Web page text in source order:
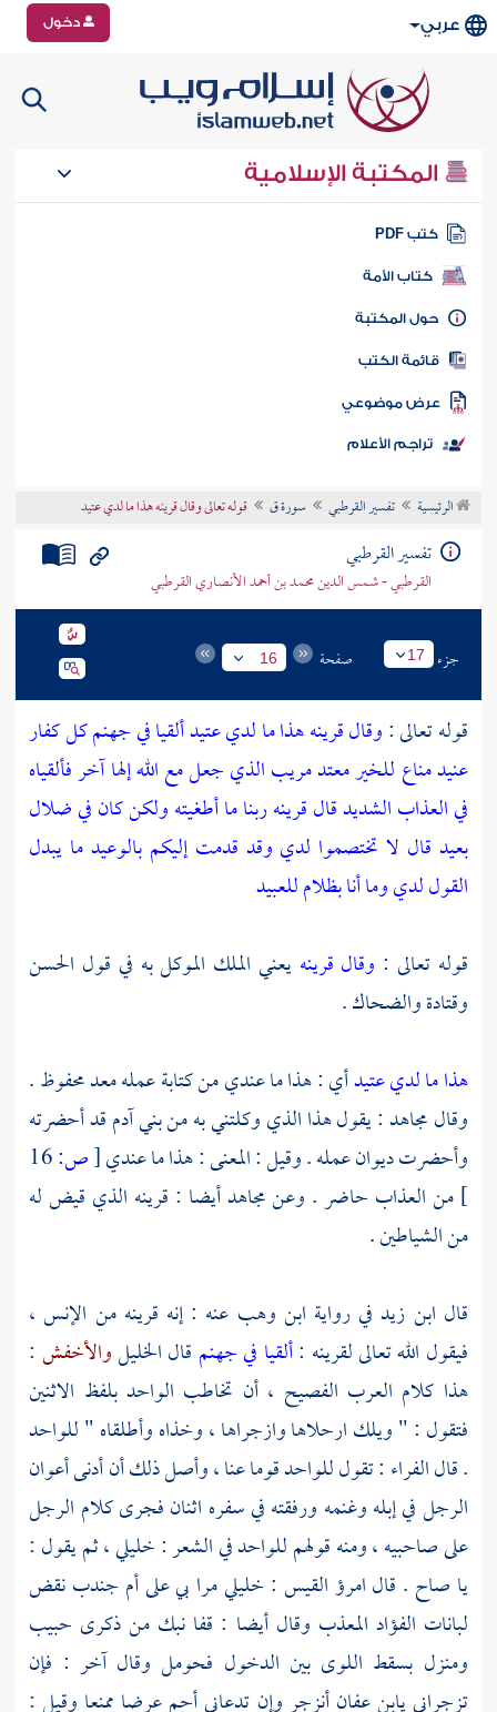
عربي دخول
المكتبة الإسلامية
كتب PDF
كتاب الأمة
المكتبة
الكتب
موضوعي
تراجم الأعلام
الرئيسية تفسير القرطبي سورة ق قوله تعالى وقال قرينه هذا ما لدي عتيد
تفسير القرطبي
القرطبي - شمس الدين محمد بن أحمد الأنصاري القرطبي
جزء 17 صفحة 16
قوله تعالى :وقال قرينه هذا ما لدي عتيد ألقيا في جهنم كل كفار
عنيد مناع للخير معتد مريب الذي جعل مع الله إلها آخر فألقياه
في العذاب الشديد قال قرينه ربنا ما أطغيته ولكن كان في ضلال
بعيد قال لا تختصموا لدي وقد قدمت إليكم بالوعيد ما يبدل
القول لدي وما أنا بظلام للعبيد
قوله تعالى : وقال قرينهيعني الملك الموكل به في قول الحسن
وقتادةوالضحاك.
هذا ما لدي عتيدأي : هذا ما عندي من كتابة عمله معد محفوظ .
وقالمجاهد: يقول هذا الذي وكلتني به من بنيآدمقد أحضرته
وأحضرت ديوان عمله . وقيل : المعنى : هذا ما عندي[ص:16
]من العذاب حاضر . وعنمجاهدأيضا : قرينه الذي قيض له
من الشياطين .
قال ابن زيد في رواية ابن وهب عنه : إنه قرينه من الإنس ،
فيقول الله تعالى لقرينه :ألقيا في جهنم قالالخليلوالأخفش :
هذا كلام العرب الفصيح ، أن تخاطب الواحد بلفظ الاثنين
فتقول : " ويلك ارحلاها وازجراها ، وخذاه وأطلقاه " للواحد
. قالالفراء : تقول للواحد قوما عنا ، وأصل ذلك أن أدنى أعوان
الرجل في إبله وغنمه ورفقته في سفره اثنان فجرى كلام الرجل
على صاحبيه ، ومنه قولهم للواحد في الشعر : خليلي ، ثم يقول :
يا صاح . قالامرؤ القيس : خليلي مرا بي علىأم جندبنقض
لبانات الفؤاد المعذب وقال أيضا : قفا نبك من ذكرى حبيب
ومنزل بسقط اللوى بين الدخول فحومل وقال آخر : فإن
تزجرانييابن عفانأنزجر وإن تدعاني أحم عرضا ممنعا وقيل :